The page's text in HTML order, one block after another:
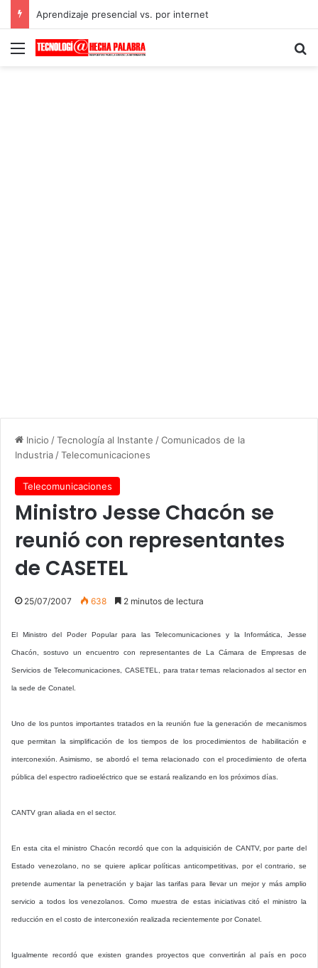
Aprendizaje presencial vs. por internet
Menú
Inicio /Tecnología al Instante /Comunicados de la
Industria /Telecomunicaciones
Telecomunicaciones
Ministro Jesse Chacón se
reunió con representantes
de CASETEL
25/07/2007 638 2 minutos de lectura
El Ministro del Poder Popular para las Telecomunicaciones y la Informática, Jesse
Chacón, sostuvo un encuentro con representantes de La Cámara de Empresas de
Servicios de Telecomunicaciones, CASETEL, para tratar temas relacionados al sector en
la sede de Conatel.
Uno de los puntos importantes tratados en la reunión fue la generación de mecanismos
que permitan la simplificación de los tiempos de los procedimientos de habilitación e
interconexión. Asimismo, se abordó el tema relacionado con el procedimiento de oferta
pública del espectro radioeléctrico que se estará realizando en los próximos días.
CANTV gran aliada en el sector.
En esta cita el ministro Chacón recordó que con la adquisición de CANTV, por parte del
Estado venezolano, no se quiere aplicar políticas anticompetitivas, por el contrario, se
pretende aumentar la penetración y bajar las tarifas para llevar un mejor y más amplio
servicio a todos los venezolanos. Como muestra de estas iniciativas citó el ministro la
reducción en el costo de interconexión realizada recientemente por Conatel.
Igualmente recordó que existen grandes proyectos que convertirán al país en poco